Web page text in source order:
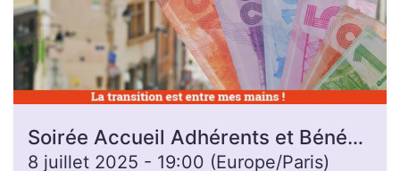
Soirée Accueil Adhérents et Bénévoles
8 juillet 2025 - 19:00 (Europe/Paris)